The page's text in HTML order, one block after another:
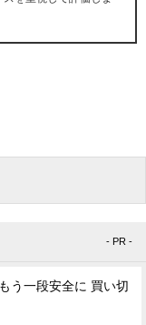
- PR -
う一段安全に 買い切